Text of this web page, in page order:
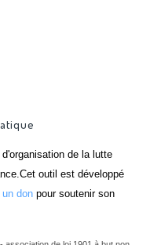
de la lutte
outil est développé
don pour soutenir son